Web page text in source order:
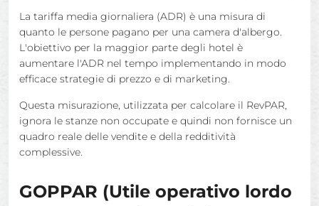
La tariffa media giornaliera (ADR) è una misura di
quanto le persone pagano per una camera d'albergo.
L'obiettivo per la maggior parte degli hotel è
aumentare l'ADR nel tempo implementando in modo
efficace strategie di prezzo e di marketing.
Questa misurazione, utilizzata per calcolare il RevPAR,
ignora le stanze non occupate e quindi non fornisce un
quadro reale delle vendite e della redditività
complessive.
GOPPAR (Utile operativo lordo